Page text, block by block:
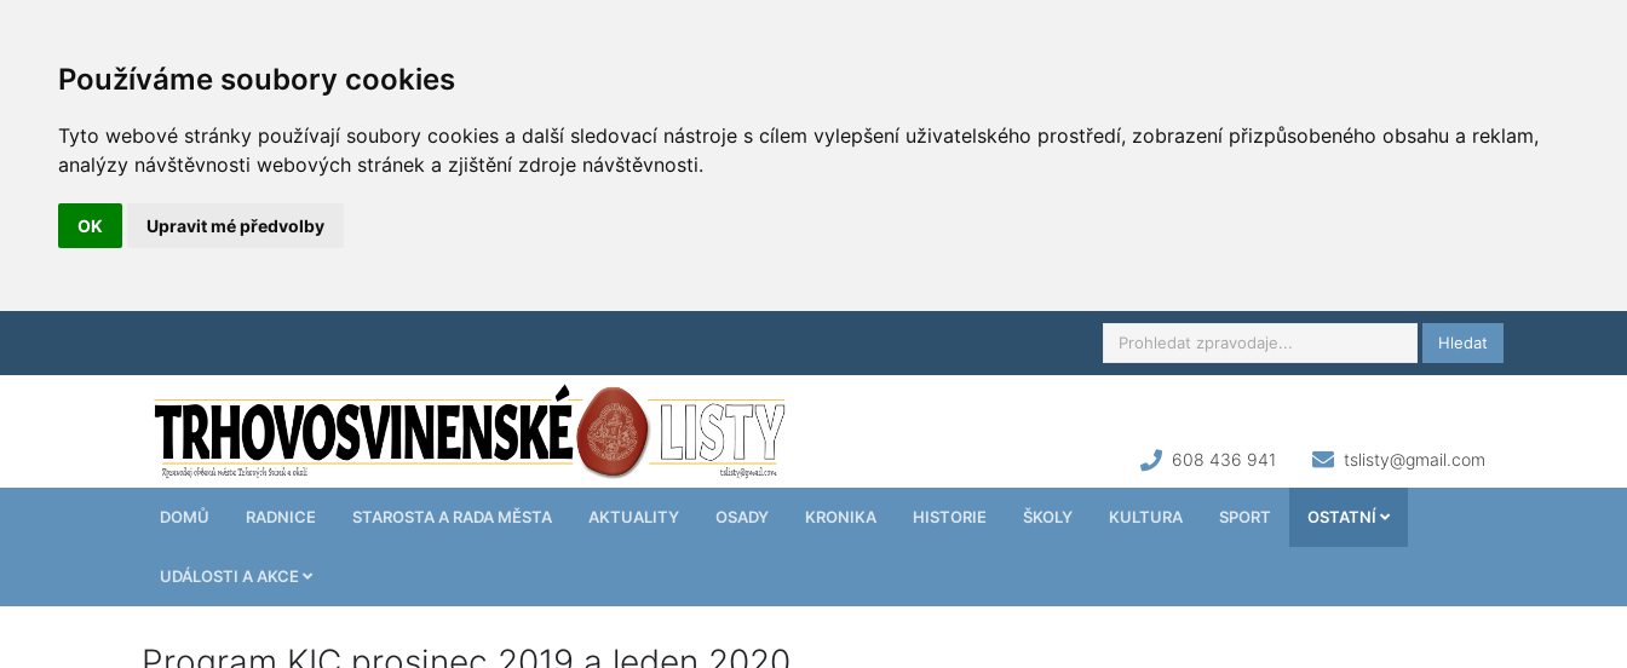
Používáme soubory cookies
Tyto webové stránky používají soubory cookies a další sledovací nástroje s cílem vylepšení uživatelského prostředí, zobrazení přizpůsobeného obsahu a reklam,
analýzy návštěvnosti webových stránek a zjištění zdroje návštěvnosti.
OK Upravit mé předvolby
Hledat
608 436 941 tslisty@gmail.com
DOMŮ RADNICE STAROSTA A RADA MĚSTA AKTUALITY OSADY KRONIKA HISTORIE ŠKOLY KULTURA SPORT OSTATNÍ
UDÁLOSTI A AKCE